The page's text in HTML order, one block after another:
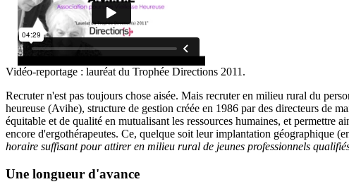
Vidéo-reportage : lauréat du Trophée Directions 2011.
Recruter n'est pas toujours chose aisée. Mais recruter en milieu rural du
heureuse (Avihe), structure de gestion créée en 1986 par des directeurs de
équitable et de qualité en mutualisant les ressources humaines, et permettre
encore d'ergothérapeutes. Ce, quelque soit leur implantation géographique
horaire suffisant pour attirer en milieu rural de jeunes professionnels
Une longueur d'avance